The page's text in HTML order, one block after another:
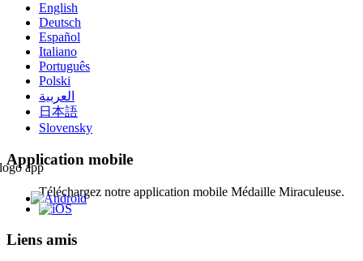
English
Deutsch
Español
Italiano
Português
Polski
العربية
日本語
Slovensky
Application mobile
Téléchargez notre application mobile Médaille Miraculeuse.
Liens amis